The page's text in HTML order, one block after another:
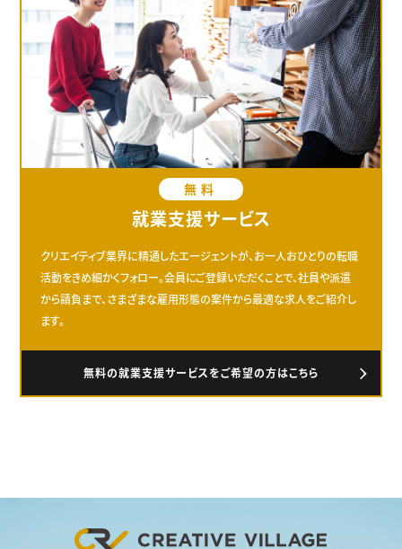
無料
就業支援サービス
クリエイティブ業界に精通したエージェントが、お一人おひとりの転職
活動をきめ細かくフォロー。会員にご登録いただくことで、社員や派遣
から請負まで、さまざまな雇用形態の案件から最適な求人をご紹介し
ます。
無料の就業支援サービスをご希望の方はこちら